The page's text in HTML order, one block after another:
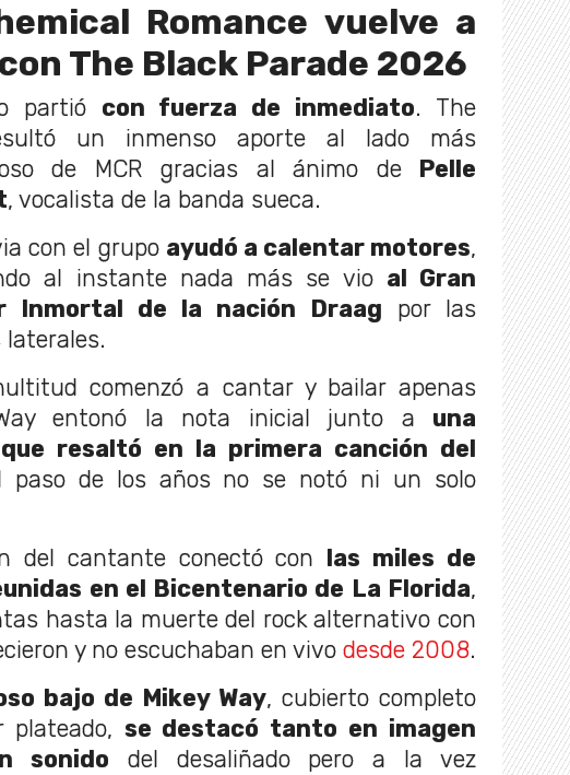
Romance vuelve a
The Black Parade 2026
partió con fuerza de inmediato. The
un inmenso aporte al lado más
de MCR gracias al ánimo dePelle
, vocalista de la banda sueca.
con el grupo ayudó a calentar motores,
al instante nada más se vio al Gran
Inmortal de la nación Draag por las
comenzó a cantar y bailar apenas
entonó la nota inicial junto a una
resaltó en la primera canción del
paso de los años no se notó ni un solo
del cantante conectó con las miles de
en el Bicentenario de La Florida,
hasta la muerte del rock alternativo con
y no escuchaban en vivo desde 2008.
bajo de Mikey Way, cubierto completo
se destacó tanto en imagen
sonido del desaliñado pero a la vez